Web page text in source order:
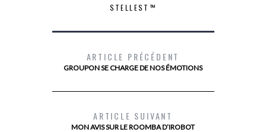
STELLEST™
ARTICLE PRÉCÉDENT
GROUPON SE CHARGE DE NOS ÉMOTIONS
ARTICLE SUIVANT
MON AVIS SUR LE ROOMBA D’IROBOT